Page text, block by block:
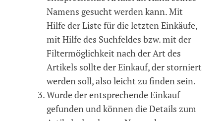
Namens gesucht werden kann. Mit
Hilfe der Liste für die letzten Einkäufe,
mit Hilfe des Suchfeldes bzw. mit der
Filtermöglichkeit nach der Art des
Artikels sollte der Einkauf, der storniert
werden soll, also leicht zu finden sein.
Wurde der entsprechende Einkauf
gefunden und können die Details zum